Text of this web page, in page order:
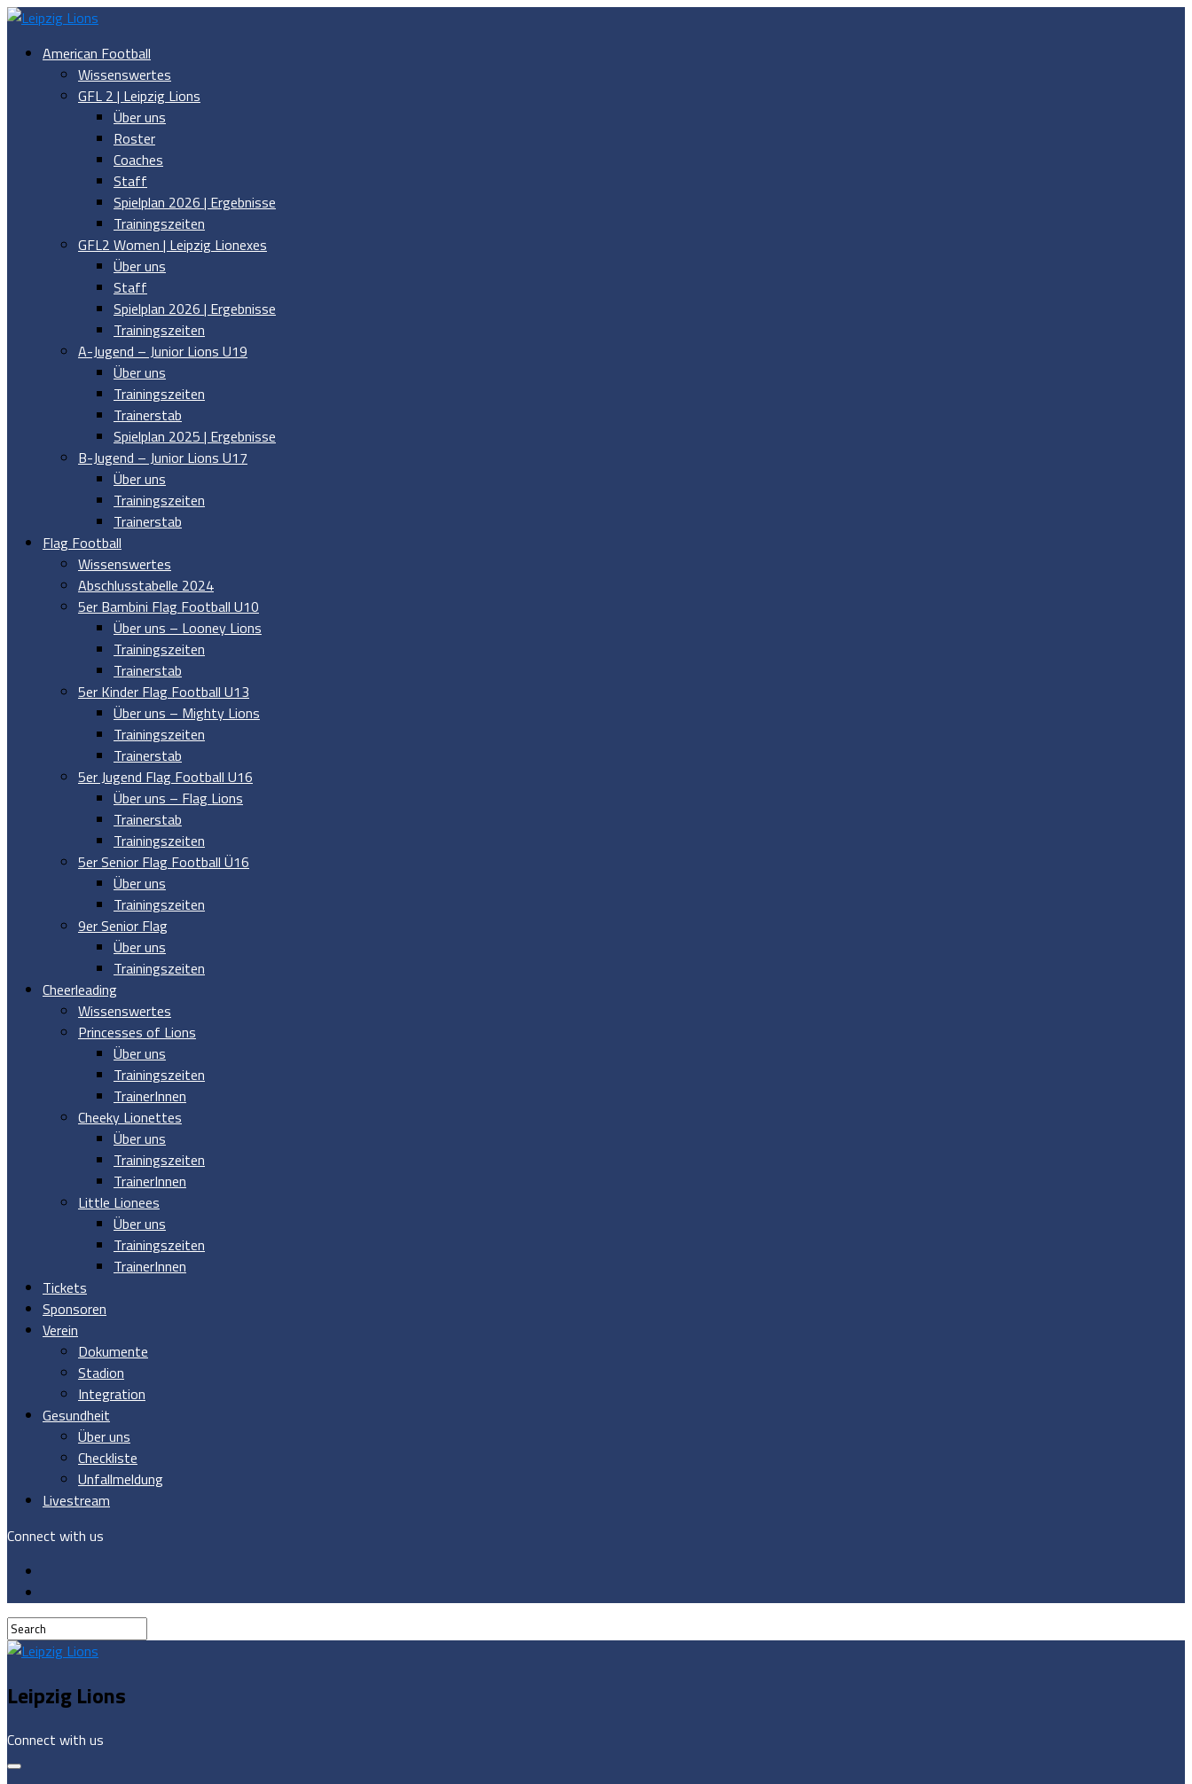
American Football
Wissenswertes
GFL 2 | Leipzig Lions
Über uns
Roster
Coaches
Staff
Spielplan 2026 | Ergebnisse
Trainingszeiten
GFL2 Women | Leipzig Lionexes
Über uns
Staff
Spielplan 2026 | Ergebnisse
Trainingszeiten
A-Jugend – Junior Lions U19
Über uns
Trainingszeiten
Trainerstab
Spielplan 2025 | Ergebnisse
B-Jugend – Junior Lions U17
Über uns
Trainingszeiten
Trainerstab
Flag Football
Wissenswertes
Abschlusstabelle 2024
5er Bambini Flag Football U10
Über uns – Looney Lions
Trainingszeiten
Trainerstab
5er Kinder Flag Football U13
Über uns – Mighty Lions
Trainingszeiten
Trainerstab
5er Jugend Flag Football U16
Über uns – Flag Lions
Trainerstab
Trainingszeiten
5er Senior Flag Football Ü16
Über uns
Trainingszeiten
9er Senior Flag
Über uns
Trainingszeiten
Cheerleading
Wissenswertes
Princesses of Lions
Über uns
Trainingszeiten
TrainerInnen
Cheeky Lionettes
Über uns
Trainingszeiten
TrainerInnen
Little Lionees
Über uns
Trainingszeiten
TrainerInnen
Tickets
Sponsoren
Verein
Dokumente
Stadion
Integration
Gesundheit
Über uns
Checkliste
Unfallmeldung
Livestream
Connect with us
Leipzig Lions
Connect with us